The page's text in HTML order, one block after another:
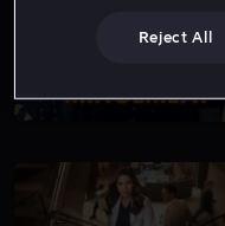
Reject All